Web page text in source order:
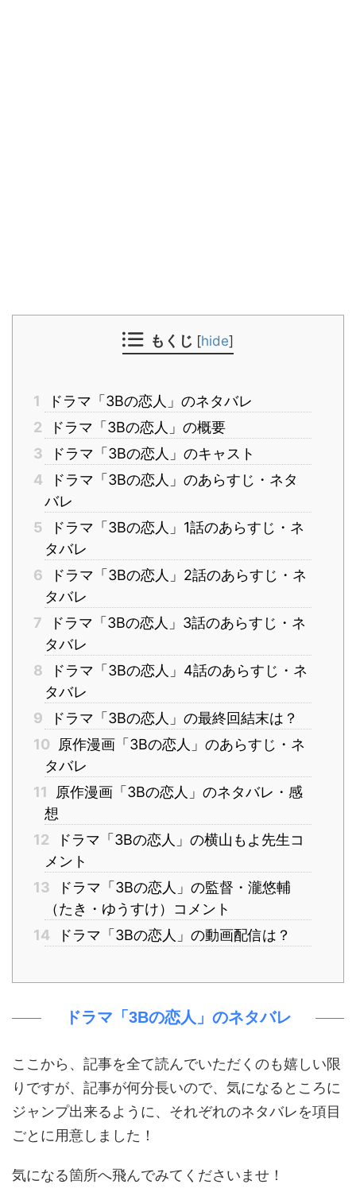
もくじ [hide]
1
ドラマ「3Bの恋人」のネタバレ
2
ドラマ「3Bの恋人」の概要
3
ドラマ「3Bの恋人」のキャスト
4
ドラマ「3Bの恋人」のあらすじ・ネタ
バレ
5
ドラマ「3Bの恋人」1話のあらすじ・ネ
タバレ
6
ドラマ「3Bの恋人」2話のあらすじ・ネ
タバレ
7
ドラマ「3Bの恋人」3話のあらすじ・ネ
タバレ
8
ドラマ「3Bの恋人」4話のあらすじ・ネ
タバレ
9
ドラマ「3Bの恋人」の最終回結末は？
10
原作漫画「3Bの恋人」のあらすじ・ネ
タバレ
11
原作漫画「3Bの恋人」のネタバレ・感
想
12
ドラマ「3Bの恋人」の横山もよ先生コ
メント
13
ドラマ「3Bの恋人」の監督・瀧悠輔
（たき・ゆうすけ）コメント
14
ドラマ「3Bの恋人」の動画配信は？
ドラマ「3Bの恋人」のネタバレ
ここから、記事を全て読んでいただくのも嬉しい限
りですが、記事が何分長いので、気になるところに
ジャンプ出来るように、それぞれのネタバレを項目
ごとに用意しました！
気になる箇所へ飛んでみてくださいませ！